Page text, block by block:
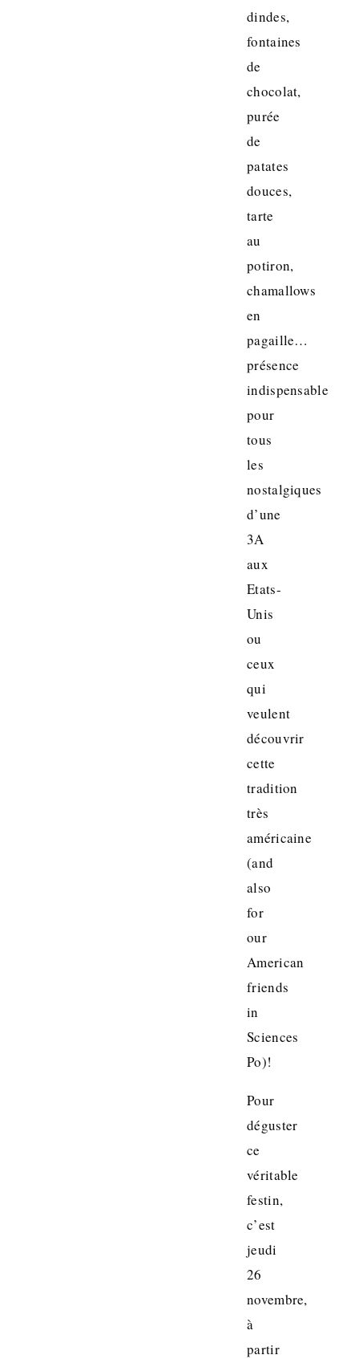
dindes,
fontaines
de
chocolat,
purée
de
patates
douces,
tarte
au
potiron,
chamallows
en
pagaille…
présence
indispensable
pour
tous
les
nostalgiques
d’une
3A
aux
Etats-
Unis
ou
ceux
qui
veulent
découvrir
cette
tradition
très
américaine
(and
also
for
our
American
friends
in
Sciences
Po)!
Pour
déguster
ce
véritable
festin,
c’est
jeudi
26
novembre,
à
partir